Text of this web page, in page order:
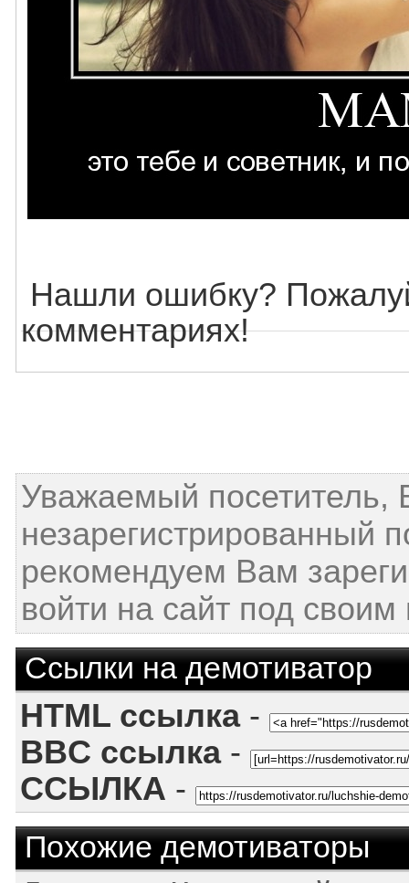
Нашли ошибку?
комментариях!
Уважаемый посетитель,
незарегистрированный
рекомендуем Вам
войти на сайт под
Ссылки на демотиватор
HTML ссылка-
BBC ссылка-
ССЫЛКА -
Похожие демотиваторы